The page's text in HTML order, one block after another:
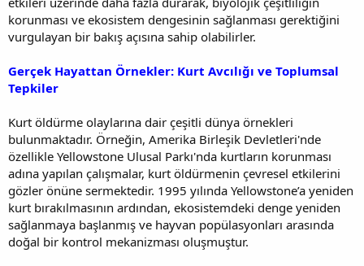
korunması ve ekosistem dengesinin sağlanması gerektiğini
vurgulayan bir bakış açısına sahip olabilirler.
Gerçek Hayattan Örnekler: Kurt Avcılığı ve Toplumsal
Tepkiler
Kurt öldürme olaylarına dair çeşitli dünya örnekleri
bulunmaktadır. Örneğin, Amerika Birleşik Devletleri'nde
özellikle Yellowstone Ulusal Parkı'nda kurtların korunması
adına yapılan çalışmalar, kurt öldürmenin çevresel etkilerini
gözler önüne sermektedir. 1995 yılında Yellowstone’a yeniden
kurt bırakılmasının ardından, ekosistemdeki denge yeniden
sağlanmaya başlanmış ve hayvan popülasyonları arasında
doğal bir kontrol mekanizması oluşmuştur.